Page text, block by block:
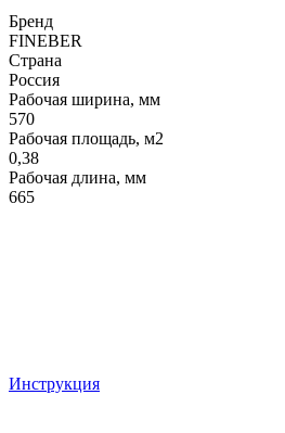
Бренд
FINEBER
Страна
Россия
Рабочая ширина, мм
570
Рабочая площадь, м2
0,38
Рабочая длина, мм
665
Инструкция